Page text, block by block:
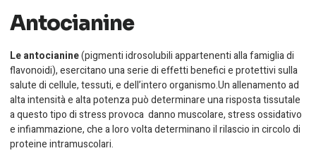
Antocianine
Le antocianine(pigmenti idrosolubili appartenenti alla famiglia di
flavonoidi), esercitano una serie di effetti benefici e protettivi sulla
salute di cellule, tessuti, e dell’intero organismo.Un allenamento ad
alta intensità e alta potenza può determinare una risposta tissutale
a questo tipo di stress provoca danno muscolare, stress ossidativo
e infiammazione, che a loro volta determinano il rilascio in circolo di
proteine intramuscolari.